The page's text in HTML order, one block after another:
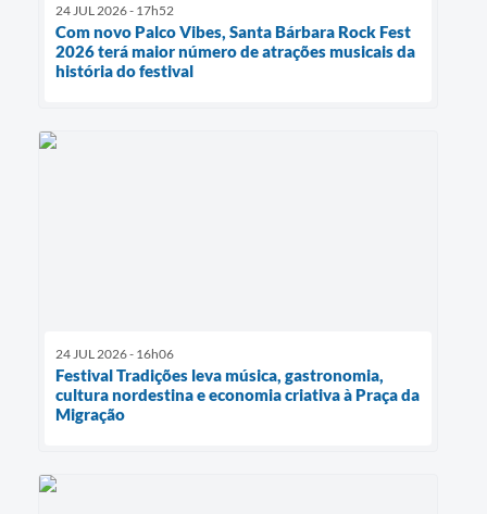
24 JUL 2026 - 17h52
Com novo Palco Vibes, Santa Bárbara Rock Fest
2026 terá maior número de atrações musicais da
história do festival
24 JUL 2026 - 16h06
Festival Tradições leva música, gastronomia,
cultura nordestina e economia criativa à Praça da
Migração